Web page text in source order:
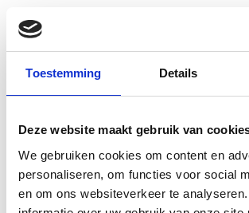
Toestemming Details
Deze website maakt gebruik van
We gebruiken cookies om content en
personaliseren, om functies voor social
en om ons websiteverkeer te
We kunnen videokaart van iMac
€499 met 12 maanden garantie.
team Mac Kliniek